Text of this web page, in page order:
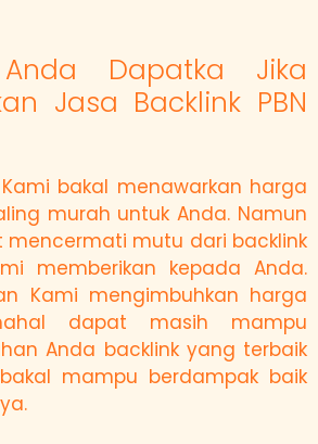
Dapatka Jika
Jasa Backlink PBN
bakal menawarkan harga
murah untuk Anda. Namun
mencermati mutu dari backlink
memberikan kepada Anda.
Kami mengimbuhkan harga
dapat masih mampu
Anda backlink yang terbaik
mampu berdampak baik